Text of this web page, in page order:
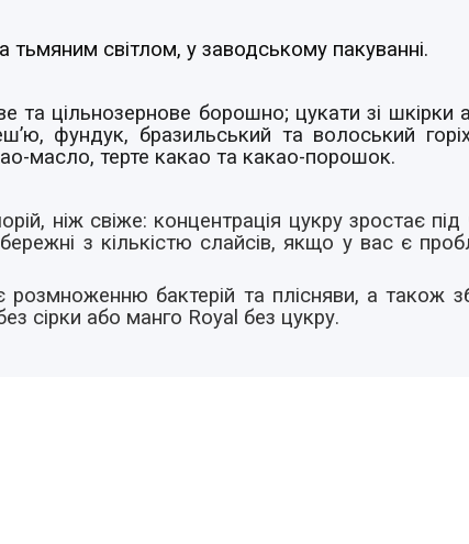
тьмяним світлом, у заводському пакуванні.
та цільнозернове борошно; цукати зі шкірки
фундук, бразильський та волоський
масло, терте какао та какао-порошок.
ніж свіже: концентрація цукру зростає
з кількістю слайсів, якщо у вас є
бактерій та плісняви, а також
сірки або манго Royal без цукру.